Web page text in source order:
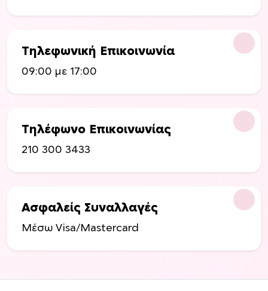
Τηλεφωνική Επικοινωνία
09:00 με 17:00
Τηλέφωνο Επικοινωνίας
210 300 3433
Ασφαλείς Συναλλαγές
Μέσω Visa/Mastercard